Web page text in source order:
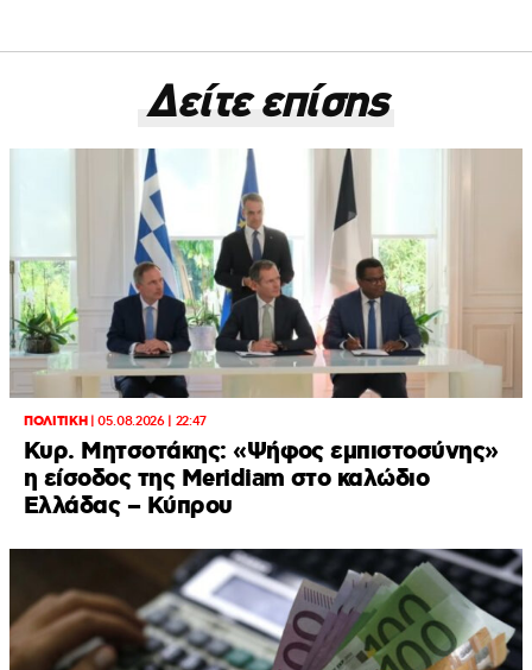
Δείτε επίσης
ΠΟΛΙΤΙΚΗ|05.08.2026 | 22:47
Κυρ. Μητσοτάκης: «Ψήφος εμπιστοσύνης»
η είσοδος της Meridiam στο καλώδιο
Ελλάδας – Κύπρου